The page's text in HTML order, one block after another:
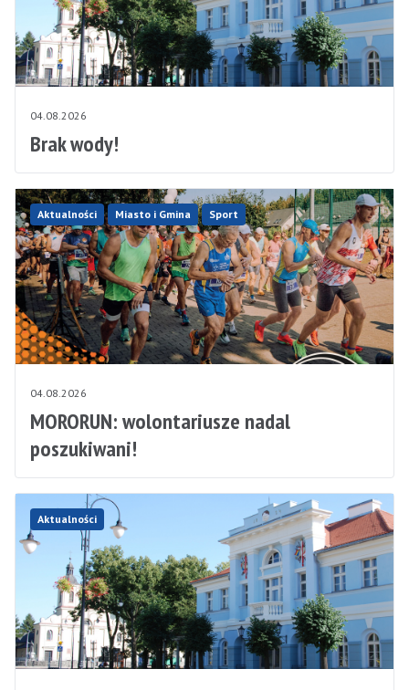
04.08.2026
Brak wody!
Aktualności Miasto i Gmina Sport
04.08.2026
MORORUN: wolontariusze nadal
poszukiwani!
Aktualności